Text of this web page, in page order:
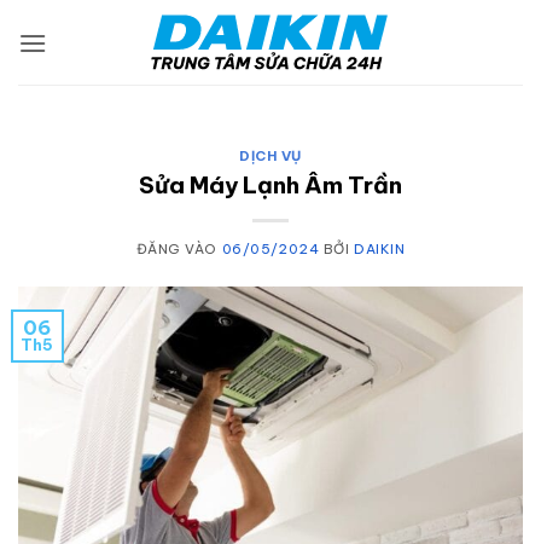
qua
DỊCH VỤ
Sửa Máy Lạnh Âm Trần
ĐĂNG VÀO 06/05/2024 BỞIDAIKIN
06
Th5